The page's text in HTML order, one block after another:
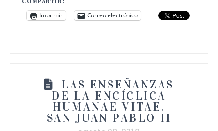
Imprimir Correo electrónico
LAS ENSEÑANZAS
DE LA ENCÍCLICA
HUMANAE VITAE,
SAN JUAN PABLO II